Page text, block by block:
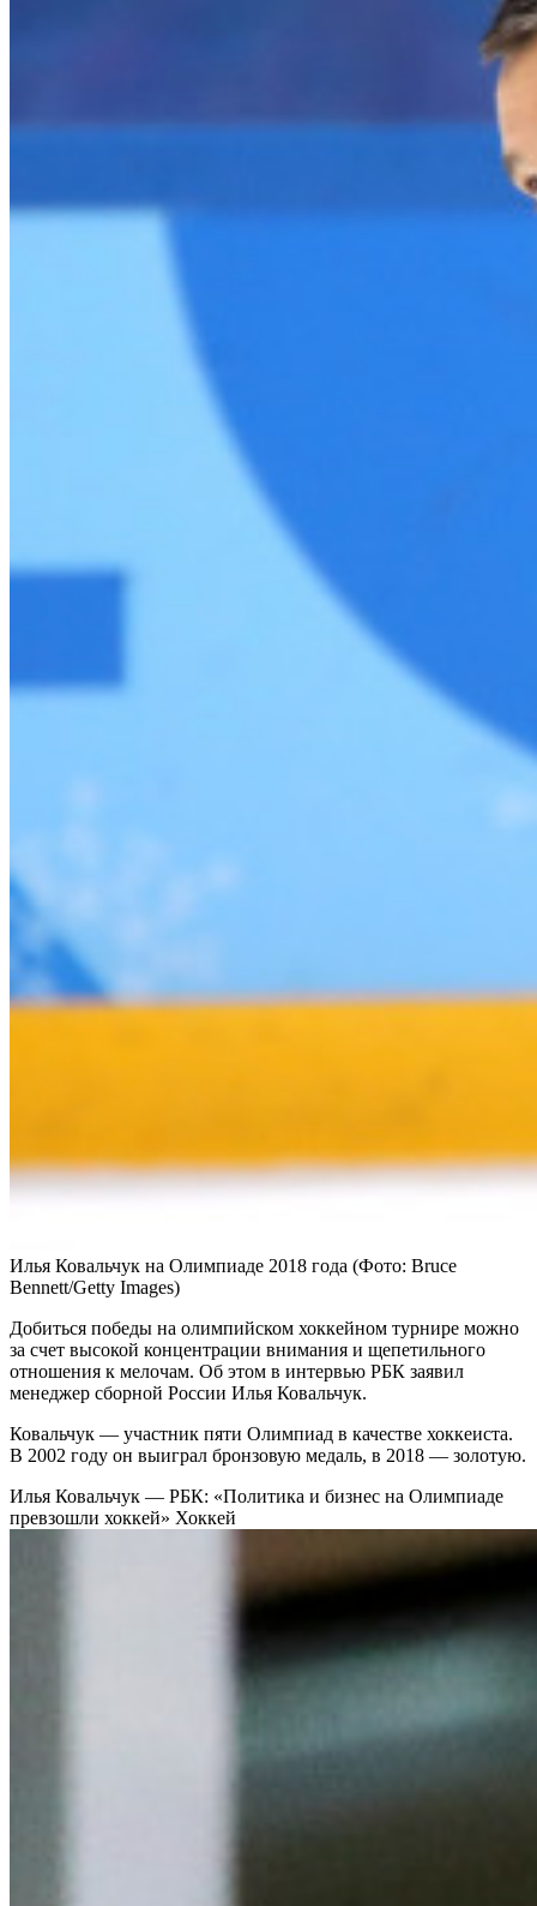
Илья Ковальчук на Олимпиаде 2018 года (Фото: Bruce
Bennett/Getty Images)
Добиться победы на олимпийском хоккейном турнире можно
за счет высокой концентрации внимания и щепетильного
отношения к мелочам. Об этом в интервью РБК заявил
менеджер сборной России Илья Ковальчук.
Ковальчук — участник пяти Олимпиад в качестве хоккеиста.
В 2002 году он выиграл бронзовую медаль, в 2018 — золотую.
Илья Ковальчук — РБК: «Политика и бизнес на Олимпиаде
превзошли хоккей» Хоккей